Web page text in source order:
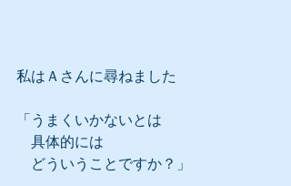
私はＡさんに尋ねました
「うまくいかないとは
具体的には
どういうことですか？」